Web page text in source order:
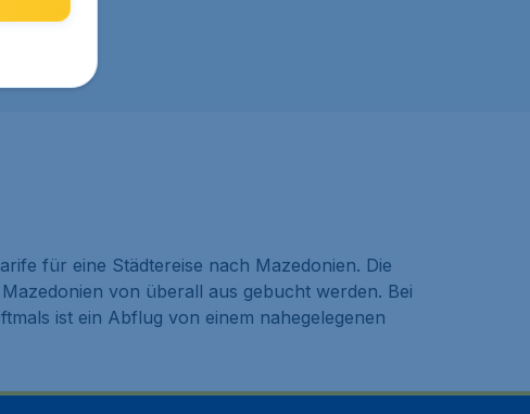
für eine Städtereise nach Mazedonien. Die
von überall aus gebucht werden. Bei
ist ein Abflug von einem nahegelegenen